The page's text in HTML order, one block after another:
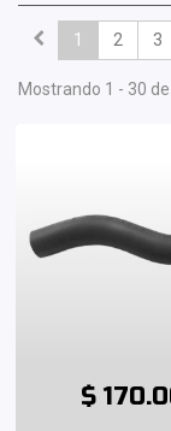
1 2 3
Mostrando 1 - 30
$